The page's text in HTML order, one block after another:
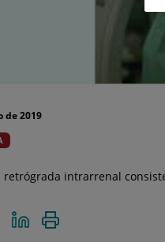
de 2019
retrógrada intrarrenal
Compartir
en
Compartir